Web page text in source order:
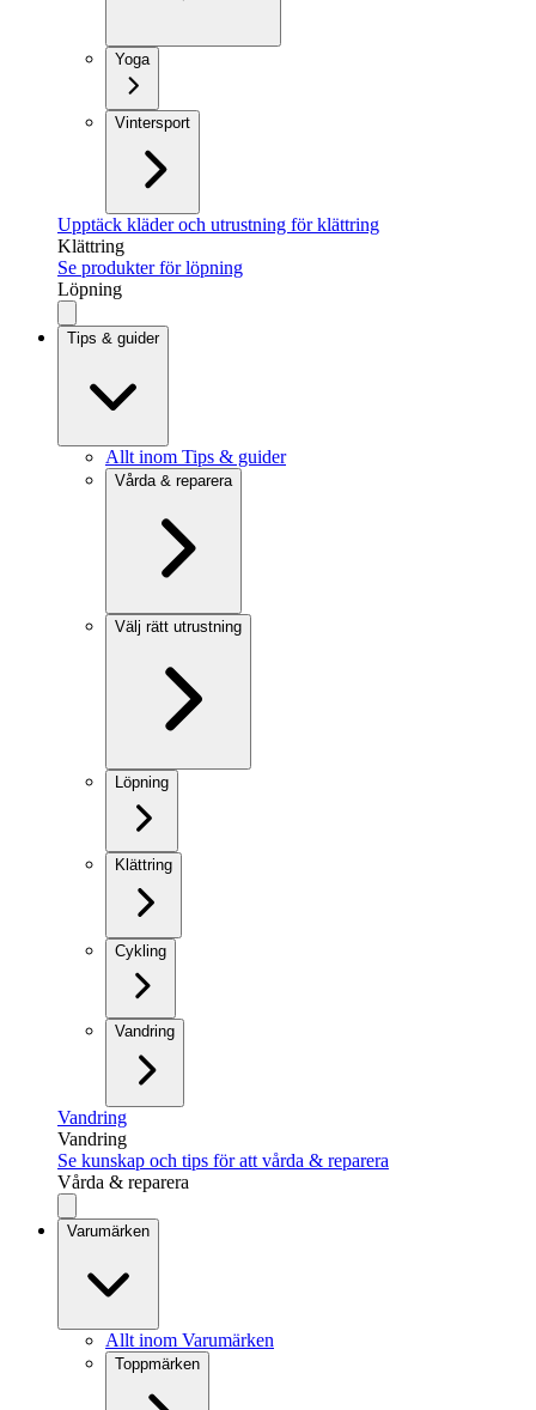
Yoga
Vintersport
Upptäck kläder och utrustning för klättring
Klättring
Se produkter för löpning
Löpning
Tips & guider
Allt inom Tips & guider
Vårda & reparera
Välj rätt utrustning
Löpning
Klättring
Cykling
Vandring
Vandring
Vandring
Se kunskap och tips för att vårda & reparera
Vårda & reparera
Varumärken
Allt inom Varumärken
Toppmärken